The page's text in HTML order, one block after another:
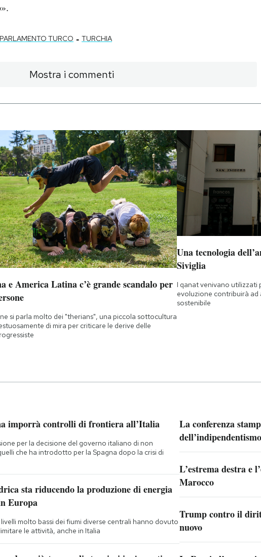
PARLAMENTO TURCO - TURCHIA
Mostra i commenti
e America Latina c’è grande scandalo per
si parla molto dei "therians", una piccola sottocultura
di mira per criticare le derive delle
Una tecnologia
Siviglia
I qanat venivano
evoluzione contribuirà ad
sostenibile
imporrà controlli di frontiera all’Italia
per la decisione del governo italiano di non
che ha introdotto per la Spagna dopo la crisi di
sta riducendo la produzione di energia
Europa
livelli molto bassi dei fiumi diverse centrali hanno dovuto
le attività, anche in Italia
La conferenza
L’estrema destra e
Marocco
Trump contro il
nuovo